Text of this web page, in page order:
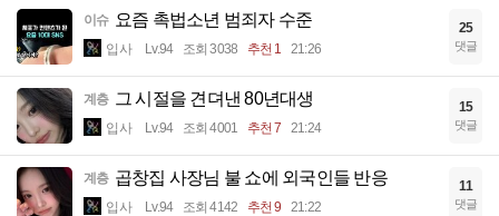
이슈 요즘 촉법소년 범죄자 수준
입사 Lv.94 조회 3038 추천 1 21:26
25
댓글
계층 그 시절을 견뎌낸 80년대생
입사 Lv.94 조회 4001 추천 7 21:24
15
댓글
계층 곱창집 사장님 불 쇼에 외국인들 반응
입사 Lv.94 조회 4142 추천 9 21:22
11
댓글